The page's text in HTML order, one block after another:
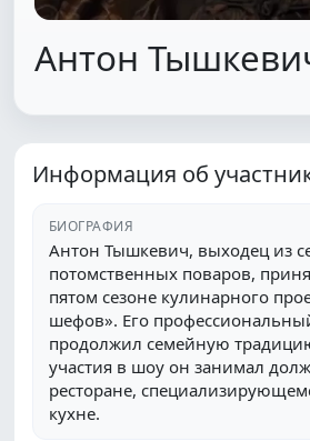
Антон
Информация об
БИОГРАФИЯ
Антон Тышкевич, выходец из
потомственных поваров,
пятом сезоне кулинарного
шефов». Его
продолжил семейную
участия в шоу он занимал
ресторане,
кухне.